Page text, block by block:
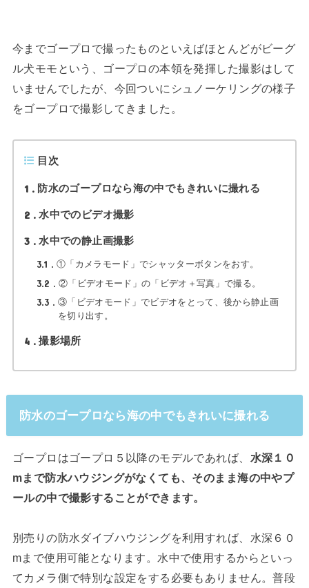
今までゴープロで撮ったものといえばほとんどがビーグ
ル犬モモという、ゴープロの本領を発揮した撮影はして
いませんでしたが、今回ついにシュノーケリングの様子
をゴープロで撮影してきました。
目次
1 防水のゴープロなら海の中でもきれいに撮れる
2 水中でのビデオ撮影
3 水中での静止画撮影
3.1 ①「カメラモード」でシャッターボタンをおす。
3.2 ②「ビデオモード」の「ビデオ＋写真」で撮る。
3.3
③「ビデオモード」でビデオをとって、後から静止画
を切り出す。
4 撮影場所
防水のゴープロなら海の中でもきれいに撮れる
ゴープロはゴープロ５以降のモデルであれば、 水深１０
mまで防水ハウジングがなくても、そのまま海の中やプ
ールの中で撮影することができます。
別売りの防水ダイブハウジングを利用すれば、水深６０
mまで使用可能となります。水中で使用するからといっ
てカメラ側で特別な設定をする必要もありません。普段